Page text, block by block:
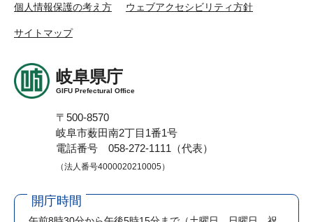
個人情報保護の考え方 ウェブアクセシビリティ方針
サイトマップ
岐阜県庁
GIFU Prefectural Office
〒500-8570
岐阜市薮田南2丁目1番1号
電話番号 058-272-1111（代表）
（法人番号4000020210005）
開庁時間